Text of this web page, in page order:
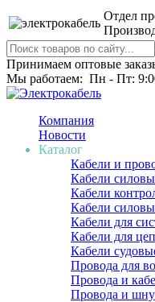
Отдел
Принимаем оптовые
Мы работаем: Пн - Пт:
Компания
Новости
Каталог
Кабели и
Кабели
Кабели
Кабели
Кабели для
Кабели для
Кабели
Провода для
Провода и
Провода и